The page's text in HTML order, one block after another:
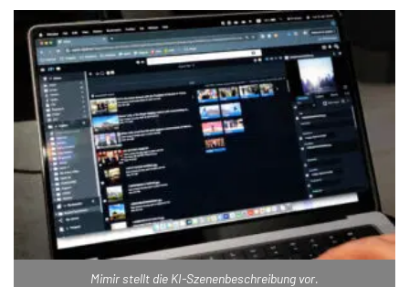
Mimir stellt die KI-Szenenbeschreibung vor.